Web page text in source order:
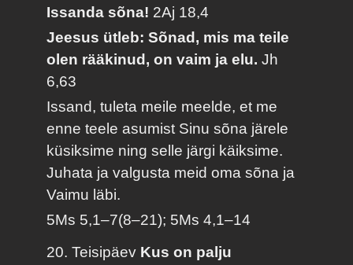
Issanda sõna! 2Aj 18,4
Jeesus ütleb: Sõnad, mis ma teile
olen rääkinud, on vaim ja elu.Jh
6,63
Issand, tuleta meile meelde, et me
enne teele asumist Sinu sõna järele
küsiksime ning selle järgi käiksime.
Juhata ja valgusta meid oma sõna ja
Vaimu läbi.
5Ms 5,1–7(8–21); 5Ms 4,1–14
20. Teisipäev Kus on palju